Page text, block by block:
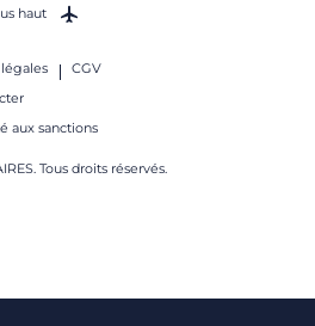
CGV
aux sanctions
Tous droits réservés.
haut